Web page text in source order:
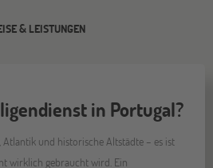
& LEISTUNGEN
in Portugal?
und historische Altstädte – es ist
wirklich gebraucht wird. Ein